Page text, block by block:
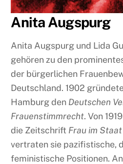
Anita Augspurg
Anita Augspurg und Lida
gehören zu den
der bürgerlichen
Deutschland. 1902
Hamburg den Deutschen
Frauenstimmrecht. Von
die Zeitschrift Frau im Staat
vertraten sie pazifistische,
feministische Positionen.